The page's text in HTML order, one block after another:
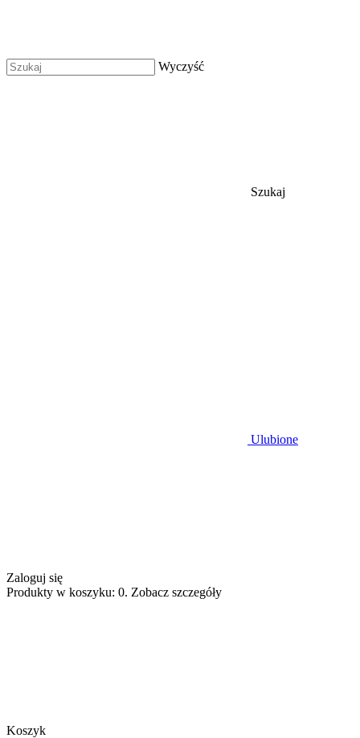
Wyczyść
Szukaj
Ulubione
Zaloguj się
Produkty w koszyku: 0. Zobacz szczegóły
Koszyk